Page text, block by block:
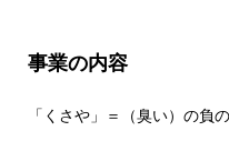
事業の内容
「くさや」＝（臭い）の負